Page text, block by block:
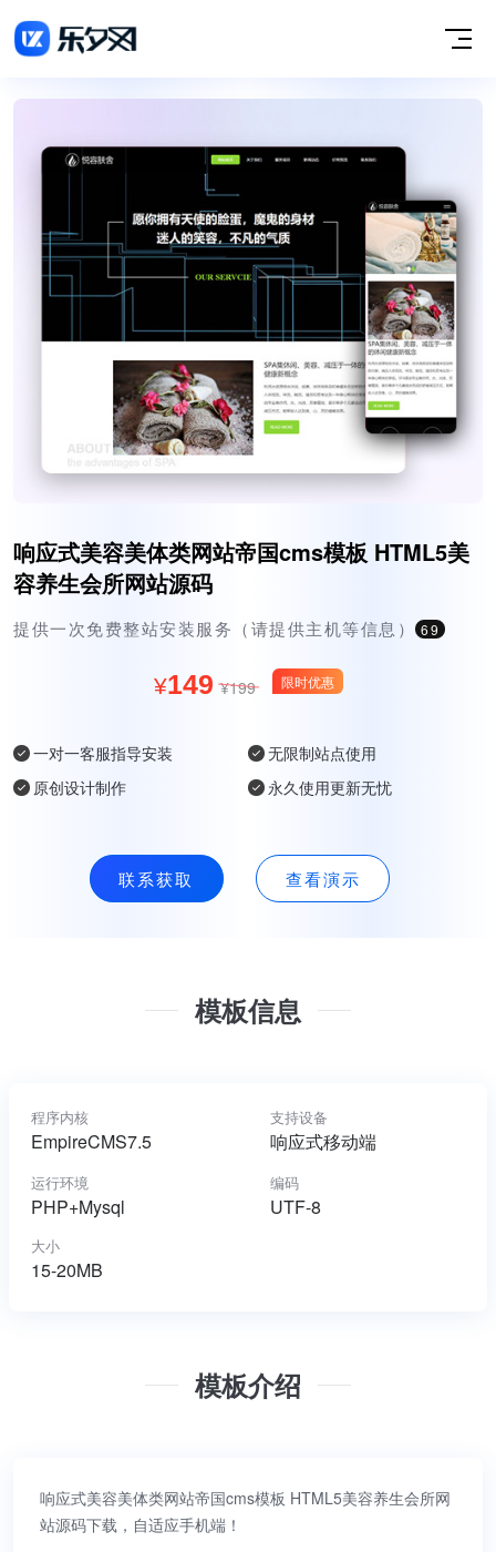
响应式美容美体类网站帝国cms模板 HTML5美
容养生会所网站源码
提供一次免费整站安装服务（请提供主机等信息） 69
¥149 ¥199 限时优惠
一对一客服指导安装
无限制站点使用
原创设计制作
永久使用更新无忧
联系获取 查看演示
模板信息
程序内核
EmpireCMS7.5
支持设备
响应式移动端
运行环境
PHP+Mysql
编码
UTF-8
大小
15-20MB
模板介绍
响应式美容美体类网站帝国cms模板 HTML5美容养生会所网
站源码下载，自适应手机端！